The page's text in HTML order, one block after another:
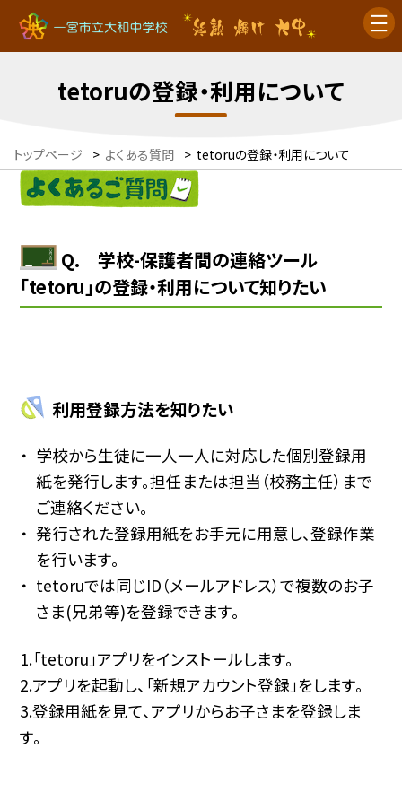
tetoruの登録・利用について
トップページ > よくある質問 > tetoruの登録・利用について
Q. 学校-保護者間の連絡ツール
「tetoru」の登録・利用について知りたい
利用登録方法を知りたい
学校から生徒に一人一人に対応した個別登録用
紙を発行します。担任または担当（校務主任）まで
ご連絡ください。
発行された登録用紙をお手元に用意し、登録作業
を行います。
tetoruでは同じID（メールアドレス）で複数のお子
さま(兄弟等)を登録できます。
1.「tetoru」アプリをインストールします。
2.アプリを起動し、「新規アカウント登録」をします。
3.登録用紙を見て、アプリからお子さまを登録しま
す。